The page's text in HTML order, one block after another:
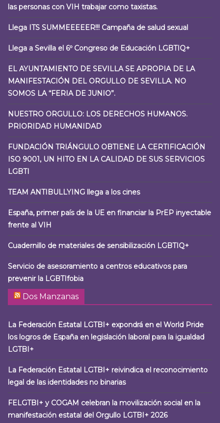
las personas con VIH trabajar como taxistas.
Llega ITS SUMMEEEEER!!! Campaña de salud sexual
Llega a Sevilla el 6º Congreso de Educación LGBTIQ+
EL AYUNTAMIENTO DE SEVILLA SE APROPIA DE LA
MANIFESTACIÓN DEL ORGULLO DE SEVILLA. NO
SOMOS LA “FERIA DE JUNIO”.
NUESTRO ORGULLO: LOS DERECHOS HUMANOS.
PRIORIDAD HUMANIDAD
FUNDACIÓN TRIÁNGULO OBTIENE LA CERTIFICACIÓN
ISO 9001, UN HITO EN LA CALIDAD DE SUS SERVICIOS
LGBTI
TEAM ANTIBULLYING llega a los cines
España, primer país de la UE en financiar la PrEP inyectable
frente al VIH
Cuadernillo de materiales de sensibilización LGBTIQ+
Servicio de asesoramiento a centros educativos para
prevenir la LGBTIfobia
Dos Manzanas
La Federación Estatal LGTBI+ expondrá en el World Pride
los logros de España en legislación laboral para la igualdad
LGTBI+
La Federación Estatal LGTBI+ reivindica el reconocimiento
legal de las identidades no binarias
FELGTBI+ y COGAM celebran la movilización social en la
manifestación estatal del Orgullo LGTBI+ 2026